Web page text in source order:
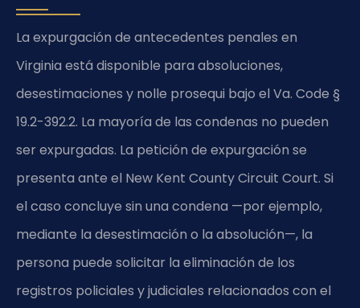
La expurgación de antecedentes penales en
Virginia está disponible para absoluciones,
desestimaciones y nolle prosequi bajo el Va. Code §
19.2-392.2. La mayoría de las condenas no pueden
ser expurgadas. La petición de expurgación se
presenta ante el New Kent County Circuit Court. Si
el caso concluye sin una condena —por ejemplo,
mediante la desestimación o la absolución—, la
persona puede solicitar la eliminación de los
registros policiales y judiciales relacionados con el